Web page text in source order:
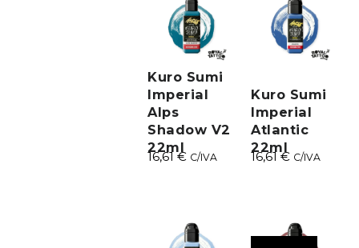
Kuro Sumi
Imperial
Alps
Shadow V2
22ml
16,61€ C/IVA
Kuro Sumi
Imperial
Atlantic
22ml
16,61€ C/IVA